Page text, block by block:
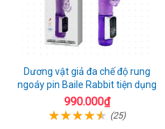
Dương vật giả đa chế độ rung
ngoáy pin Baile Rabbit tiện dụng
990.000₫
(25)